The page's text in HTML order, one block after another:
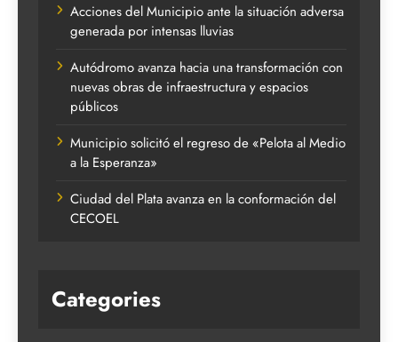
Acciones del Municipio ante la situación adversa
generada por intensas lluvias
Autódromo avanza hacia una transformación con
nuevas obras de infraestructura y espacios
públicos
Municipio solicitó el regreso de «Pelota al Medio
a la Esperanza»
Ciudad del Plata avanza en la conformación del
CECOEL
Categories